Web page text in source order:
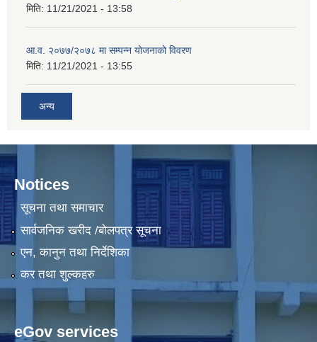
मिति: 11/21/2021 - 13:58
आ.व. २०७७/२०७८ मा सम्पन्न योजनाको विवरण
मिति: 11/21/2021 - 13:55
अन्य
Notices
सूचना तथा समाचार
सार्वजनिक खरीद /बोलपत्र सूचना
एन, कानुन तथा निर्देशिका
कर तथा शुल्कहरु
eGov services